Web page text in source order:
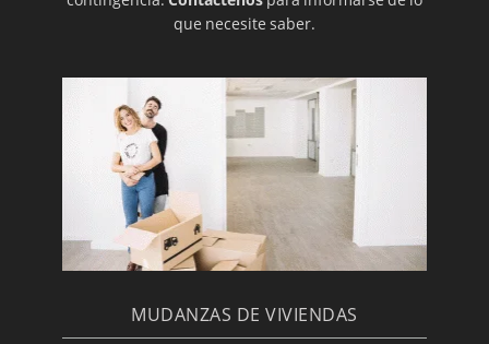
que necesite saber.
MUDANZAS DE VIVIENDAS